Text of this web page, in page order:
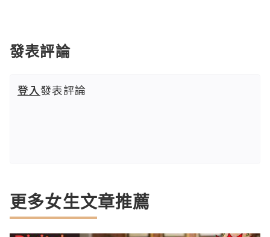
發表評論
登入發表評論
更多女生文章推薦